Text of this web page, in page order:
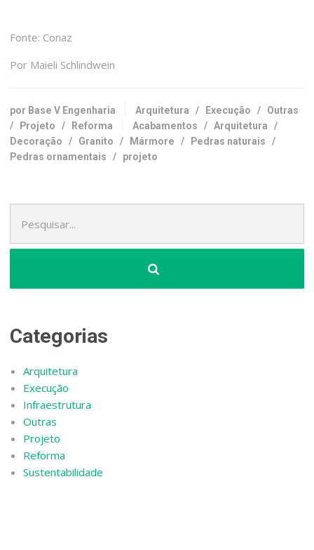
Fonte: Conaz
Por Maieli Schlindwein
por Base V Engenharia Arquitetura / Execução / Outras
/
Projeto / Reforma Acabamentos /Arquitetura /
Decoração / Granito / Mármore / Pedras naturais /
Pedras ornamentais / projeto
por:
Categorias
Arquitetura
Execução
Infraestrutura
Outras
Projeto
Reforma
Sustentabilidade